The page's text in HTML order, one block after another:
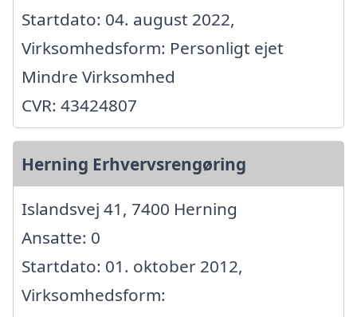
Startdato: 04. august 2022,
Virksomhedsform: Personligt ejet
Mindre Virksomhed
CVR: 43424807
Herning Erhvervsrengøring
Islandsvej 41, 7400 Herning
Ansatte: 0
Startdato: 01. oktober 2012,
Virksomhedsform: